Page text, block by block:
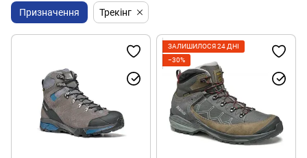
Призначення Трекінг
ЗАЛИШИЛОСЯ 24 ДНІ
−30%